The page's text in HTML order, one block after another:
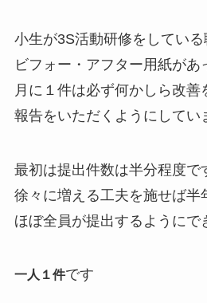
小生が3S活動研修をしてい
ビフォー・アフター用紙があ
月に１件は必ず何かしら改善
報告をいただくようにしてい
最初は提出件数は半分程度で
徐々に増える工夫を施せば半
ほぼ全員が提出するようにで
一人１件です